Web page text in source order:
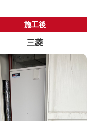
施工後
三菱